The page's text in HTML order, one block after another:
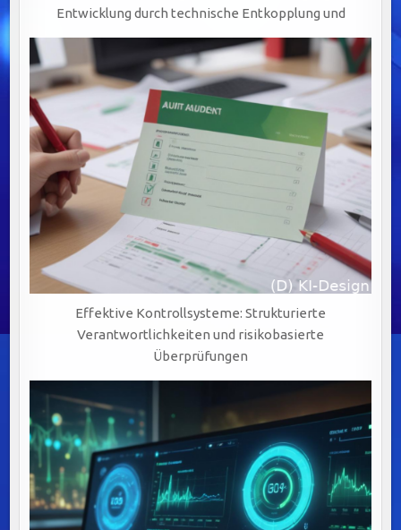
Entwicklung durch technische Entkopplung und
Effektive Kontrollsysteme: Strukturierte
Verantwortlichkeiten und risikobasierte
Überprüfungen